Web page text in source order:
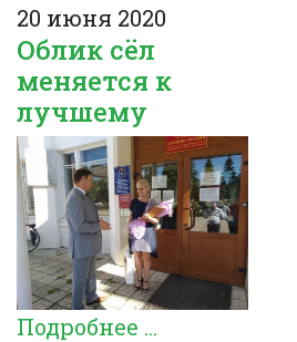
20 июня 2020
Облик сёл
меняется к
лучшему
Подробнее ...